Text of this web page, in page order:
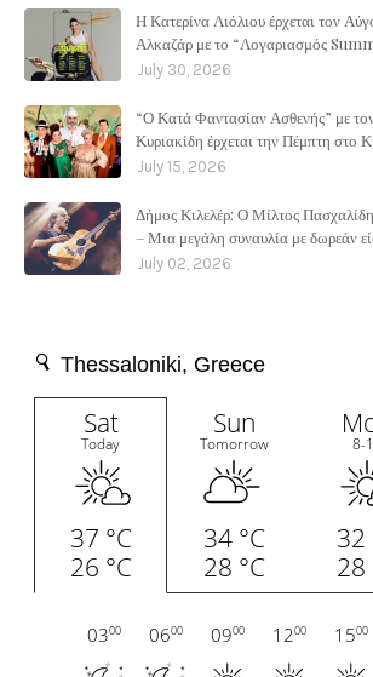
Η Κατερίνα Λιόλιου έρχεται τον
Αλκαζάρ με το “Λογαριασμός
July 30, 2026
“Ο Κατά Φαντασίαν Ασθενής” με
Κυριακίδη έρχεται την Πέμπτη στο
July 15, 2026
Δήμος Κιλελέρ: Ο Μίλτος
– Μια μεγάλη συναυλία με δωρεάν
July 02, 2026